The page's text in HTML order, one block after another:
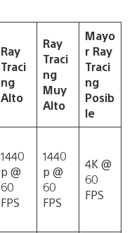
Ray
Traci
ng
Alto
Ray
Traci
ng
Muy
Alto
Mayo
r Ray
Traci
ng
Posib
le
1440
p @
60
FPS
1440
p @
60
FPS
4K @
60
FPS